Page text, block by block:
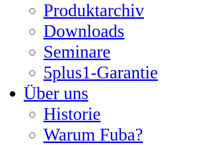
Produktarchiv
Downloads
Seminare
5plus1-Garantie
Über uns
Historie
Warum Fuba?